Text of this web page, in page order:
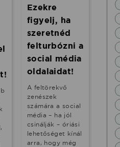
Ezekre
figyelj, ha
szeretnéd
felturbózni a
social média
oldalaidat!
A feltörekvő
zenészek
számára a social
média – ha jól
csinálják – óriási
lehetőséget kínál
arra, hogy még